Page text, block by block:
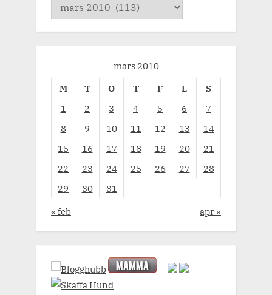
mars 2010
M
T O T F L
S
1
2 3 4 5 6
7
8
9 10 11 12 13
14
15
16 17 18 19 20
21
22
23 24 25 26 27
28
29
30
31
« feb
apr »